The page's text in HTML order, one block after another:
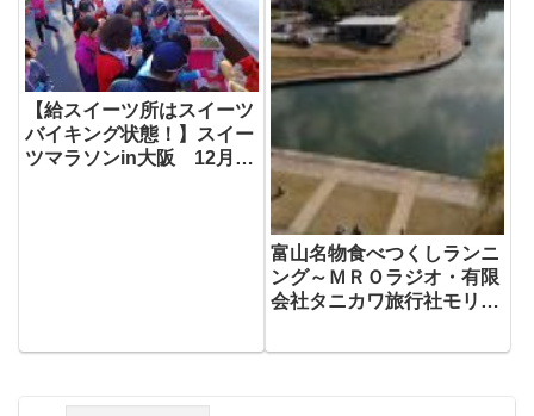
【給スイーツ所はスイーツ
バイキング状態！】スイー
ツマラソンin大阪 12月14
富山名物食べつくしランニ
ング～ＭＲＯラジオ・有限
会社タニカワ旅行社モリカ
とこ・こんなとこ」～